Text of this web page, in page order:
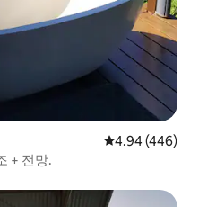
평점 4.94점(5
4.94 (446)
욕조 + 전망.